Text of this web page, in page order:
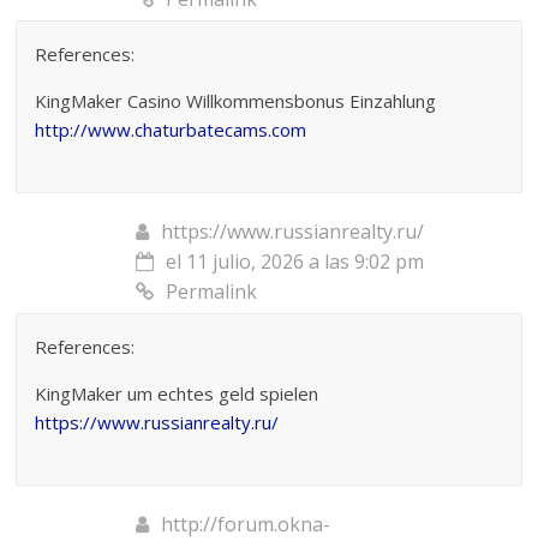
References:
KingMaker Casino Willkommensbonus Einzahlung
http://www.chaturbatecams.com
https://www.russianrealty.ru/
el 11 julio, 2026 a las 9:02 pm
Permalink
References:
KingMaker um echtes geld spielen
https://www.russianrealty.ru/
http://forum.okna-